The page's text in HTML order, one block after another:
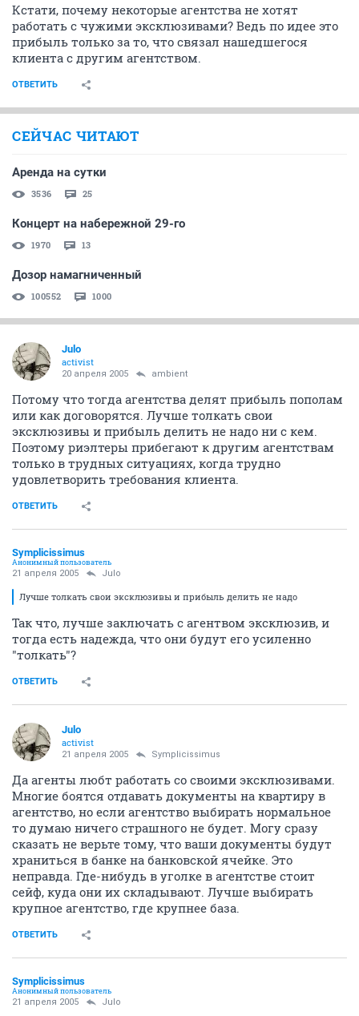
Кстати, почему некоторые агентства не хотят
работать с чужими эксклюзивами? Ведь по идее это
прибыль только за то, что связал нашедшегося
клиента с другим агентством.
ОТВЕТИТЬ
СЕЙЧАС ЧИТАЮТ
Аренда на сутки
3536 25
Концерт на набережной 29-го
1970 13
Дозор намагниченный
100552 1000
Julo
activist
20 апреля 2005 ambient
Потому что тогда агентства делят прибыль пополам
или как договорятся. Лучше толкать свои
эксклюзивы и прибыль делить не надо ни с кем.
Поэтому риэлтеры прибегают к другим агентствам
только в трудных ситуациях, когда трудно
удовлетворить требования клиента.
ОТВЕТИТЬ
Symplicissimus
Анонимный пользователь
21 апреля 2005 Julo
Лучше толкать свои эксклюзивы и прибыль делить не надо
Так что, лучше заключать с агентвом эксклюзив, и
тогда есть надежда, что они будут его усиленно
"толкать"?
ОТВЕТИТЬ
Julo
activist
21 апреля 2005 Symplicissimus
Да агенты любт работать со своими эксклюзивами.
Многие боятся отдавать документы на квартиру в
агентство, но если агентство выбирать нормальное
то думаю ничего страшного не будет. Могу сразу
сказать не верьте тому, что ваши документы будут
храниться в банке на банковской ячейке. Это
неправда. Где-нибудь в уголке в агентстве стоит
сейф, куда они их складывают. Лучше выбирать
крупное агентство, где крупнее база.
ОТВЕТИТЬ
Symplicissimus
Анонимный пользователь
21 апреля 2005 Julo